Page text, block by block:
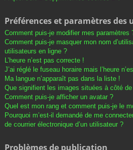
Préférences et paramètres des
Comment puis-je modifier mes paramètres
Comment puis-je masquer mon nom
utilisateurs en ligne ?
L’heure n’est pas correcte !
J’ai réglé le fuseau horaire mais l’heure
Ma langue n’apparaît pas dans la liste !
Que signifient les images situées à côté
Comment puis-je afficher un avatar ?
Quel est mon rang et comment puis-je le
Pourquoi m’est-il demandé de me
de courrier électronique d’un utilisateur ?
Problèmes de publication